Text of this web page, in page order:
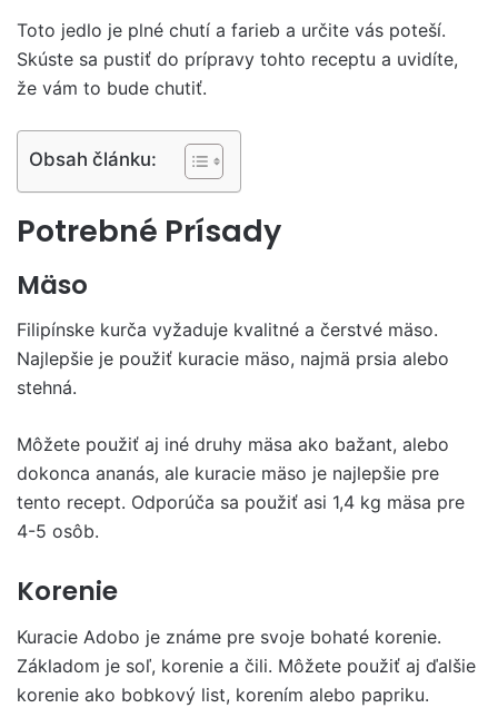
Toto jedlo je plné chutí a farieb a určite vás poteší.
Skúste sa pustiť do prípravy tohto receptu a uvidíte,
že vám to bude chutiť.
Obsah článku:
Potrebné Prísady
Mäso
Filipínske kurča vyžaduje kvalitné a čerstvé mäso.
Najlepšie je použiť kuracie mäso, najmä prsia alebo
stehná.
Môžete použiť aj iné druhy mäsa ako bažant, alebo
dokonca ananás, ale kuracie mäso je najlepšie pre
tento recept. Odporúča sa použiť asi 1,4 kg mäsa pre
4-5 osôb.
Korenie
Kuracie Adobo je známe pre svoje bohaté korenie.
Základom je soľ, korenie a čili. Môžete použiť aj ďalšie
korenie ako bobkový list, korením alebo papriku.